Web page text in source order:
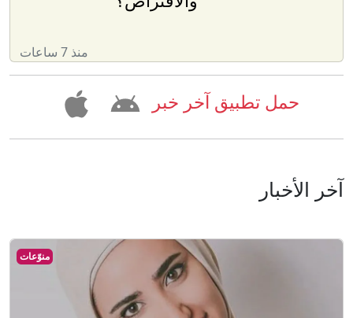
منذ 7 ساعات
حمل تطبيق آخر خبر
آخر الأخبار
منوّعات